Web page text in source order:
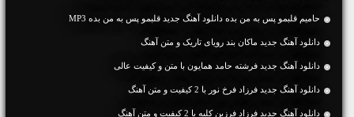
حامیم قلبمو پس به من بده دانلود آهنگ جدید قلبمو پس به من بده MP3
دانلود آهنگ جديد ماکان بند رویای تاریک و متن آهنگ
دانلود آهنگ جديد فرشته حامد همایون با متن و کیفیت عالی
دانلود آهنگ جديد فرزاد فرخ نور با 2 کیفیت و متن آهنگ
دانلود آهنگ جديد فرزاد فرزین کلبه با 2 کیفیت و متن آهنگ